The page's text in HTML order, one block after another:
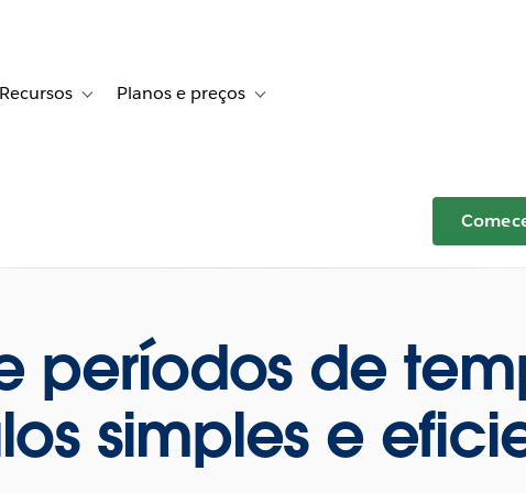
Histórias de clientes
sub-navigation for Soluções
Recursos Toggle sub-navigation for Recursos
Planos e preços Toggle sub-navigation for Planos e preços
períodos de
simples e